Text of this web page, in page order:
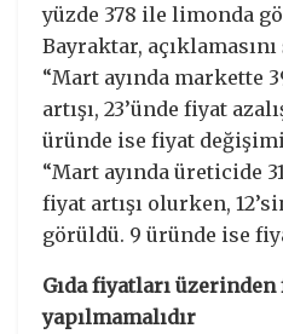
yüzde 378 ile limonda
Bayraktar,
“Mart ayında markette
artışı, 23’ünde fiyat
üründe ise fiyat
“Mart ayında üreticide
fiyat artışı olurken,
görüldü. 9 üründe ise
Gıda fiyatları üzerinden
yapılmamalıdır